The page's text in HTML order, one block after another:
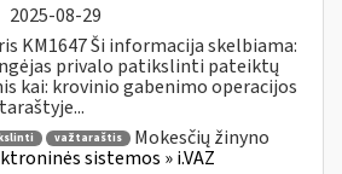
2025-08-29
KM1647 Ši informacija skelbiama:
privalo patikslinti pateiktų
kai: krovinio gabenimo operacijos
važtaraštis
Mokesčių žinyno
sistemos » i.VAZ